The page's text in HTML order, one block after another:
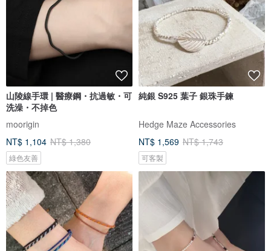
山陵線手環 | 醫療鋼・抗過敏・可
洗澡・不掉色
moorigin
NT$ 1,104 NT$ 1,380
綠色友善
純銀 S925 葉子 銀珠手鍊
Hedge Maze Accessories
NT$ 1,569 NT$ 1,743
可客製